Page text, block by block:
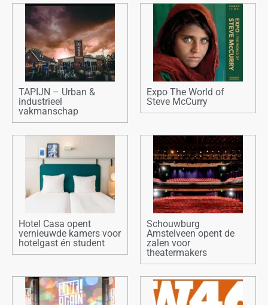
TAPIJN – Urban &
industrieel
vakmanschap
Expo The World of
Steve McCurry
Hotel Casa opent
vernieuwde kamers voor
hotelgast én student
Schouwburg
Amstelveen opent de
zalen voor
theatermakers